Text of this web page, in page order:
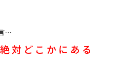
…
対どこかにある